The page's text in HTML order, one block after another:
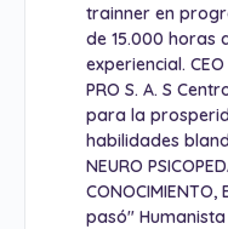
trainner en
de 15.000 horas
experiencial.
PRO S. A. S
para la
habilidades
NEURO
pasó"